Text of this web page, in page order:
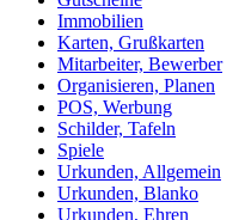
Immobilien
Karten, Grußkarten
Mitarbeiter, Bewerber
Organisieren, Planen
POS, Werbung
Schilder, Tafeln
Spiele
Urkunden, Allgemein
Urkunden, Blanko
Urkunden, Ehren